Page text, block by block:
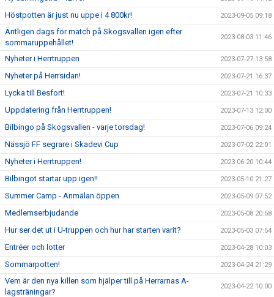
Höstpotten är just nu uppe i 4 800kr! 2023-09-05 09:18
Äntligen dags för match på Skogsvallen igen efter
sommaruppehållet!
2023-08-03 11:46
Nyheter i Herrtruppen 2023-07-27 13:58
Nyheter på Herrsidan! 2023-07-21 16:37
Lycka till Besfort! 2023-07-21 10:33
Uppdatering från Herrtruppen! 2023-07-13 12:00
Bilbingo på Skogsvallen - varje torsdag! 2023-07-06 09:24
Nässjö FF segrare i Skadevi Cup 2023-07-02 22:01
Nyheter i Herrtruppen! 2023-06-20 10:44
Bilbingot startar upp igen!! 2023-05-10 21:27
Summer Camp - Anmälan öppen 2023-05-09 07:52
Medlemserbjudande 2023-05-08 20:58
Hur ser det ut i U-truppen och hur har starten varit? 2023-05-03 07:54
Entréer och lotter 2023-04-28 10:03
Sommarpotten! 2023-04-24 21:29
Vem är den nya killen som hjälper till på Herrarnas A-
lagsträningar?
2023-04-22 10:00